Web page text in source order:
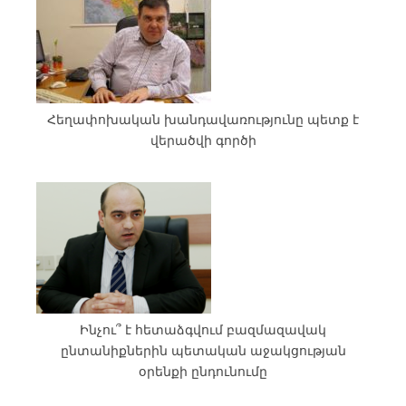
Հեղափոխական խանդավառությունը պետք է
վերածվի գործի
Ինչու՞ է հետաձգվում բազմազավակ
ընտանիքներին պետական աջակցության
օրենքի ընդունումը